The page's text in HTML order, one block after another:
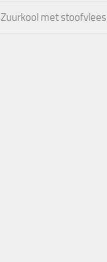
Zuurkool met stoofvlees